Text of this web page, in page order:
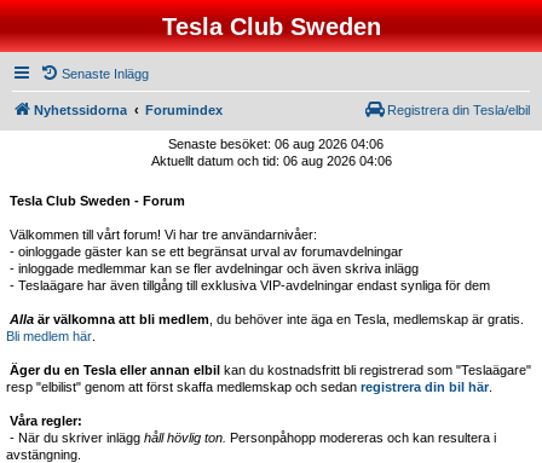
Tesla Club Sweden
Senaste Inlägg
Nyhetssidorna Forumindex Registrera din Tesla/elbil
Senaste besöket: 06 aug 2026 04:06
Aktuellt datum och tid: 06 aug 2026 04:06
Tesla Club Sweden - Forum
Välkommen till vårt forum! Vi har tre användarnivåer:
- oinloggade gäster kan se ett begränsat urval av forumavdelningar
- inloggade medlemmar kan se fler avdelningar och även skriva inlägg
- Teslaägare har även tillgång till exklusiva VIP-avdelningar endast synliga för dem
Alla är välkomna att bli medlem , du behöver inte äga en Tesla, medlemskap är gratis.
Bli medlem här
Äger du en Tesla eller annan elbil kan du kostnadsfritt bli registrerad som "Teslaägare"
resp "elbilist" genom att först skaffa medlemskap och sedan registrera din bil här.
Våra regler:
- När du skriver inlägg håll hövlig ton. Personpåhopp modereras och kan resultera i
avstängning.